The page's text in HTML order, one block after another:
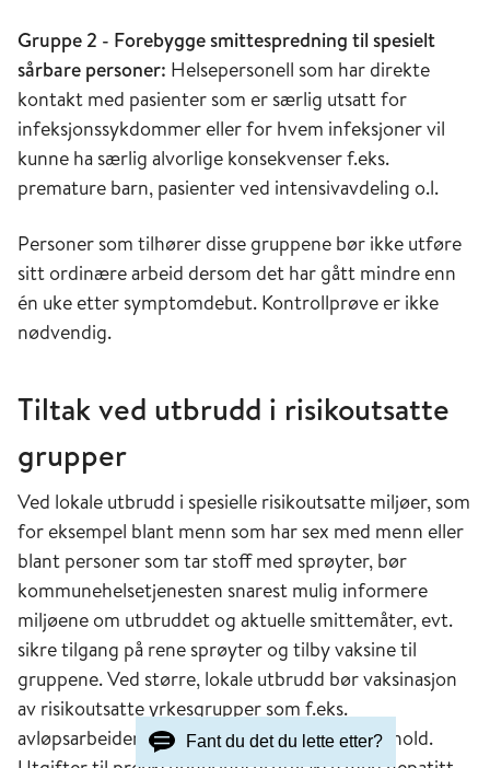
Gruppe 2 - Forebygge smittespredning til spesielt
sårbare personer: Helsepersonell som har direkte
kontakt med pasienter som er særlig utsatt for
infeksjonssykdommer eller for hvem infeksjoner vil
kunne ha særlig alvorlige konsekvenser f.eks.
premature barn, pasienter ved intensivavdeling o.l.
Personer som tilhører disse gruppene bør ikke utføre
sitt ordinære arbeid dersom det har gått mindre enn
én uke etter symptomdebut. Kontrollprøve er ikke
nødvendig.
Tiltak ved utbrudd i risikoutsatte
grupper
Ved lokale utbrudd i spesielle risikoutsatte miljøer, som
for eksempel blant menn som har sex med menn eller
blant personer som tar stoff med sprøyter, bør
kommunehelsetjenesten snarest mulig informere
miljøene om utbruddet og aktuelle smittemåter, evt.
sikre tilgang på rene sprøyter og tilby vaksine til
gruppene. Ved større, lokale utbrudd bør vaksinasjon
av risikoutsatte yrkesgrupper som f.eks.
avløpsarbeidere vurderes basert på lokale forhold.
Fant du det du lette etter?